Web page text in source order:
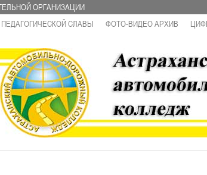
ОРГАНИЗАЦИИ
СЛАВЫ ФОТО-ВИДЕО АРХИВ